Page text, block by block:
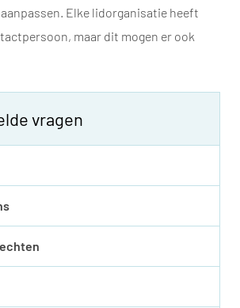
Elke lidorganisatie heeft
maar dit mogen er ook
vragen